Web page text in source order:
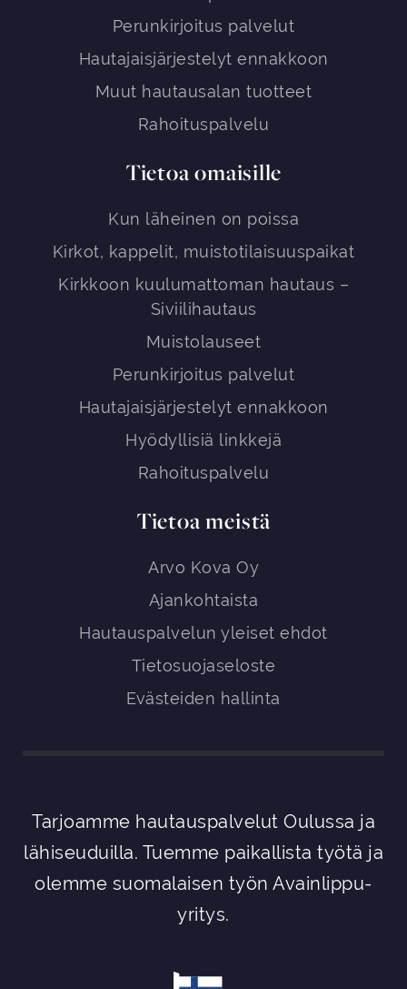
Perunkirjoitus palvelut
Hautajaisjärjestelyt ennakkoon
Muut hautausalan tuotteet
Rahoituspalvelu
Tietoa omaisille
Kun läheinen on poissa
Kirkot, kappelit, muistotilaisuuspaikat
Kirkkoon kuulumattoman hautaus –
Siviilihautaus
Muistolauseet
Perunkirjoitus palvelut
Hautajaisjärjestelyt ennakkoon
Hyödyllisiä linkkejä
Rahoituspalvelu
Tietoa meistä
Arvo Kova Oy
Ajankohtaista
Hautauspalvelun yleiset ehdot
Tietosuojaseloste
Evästeiden hallinta
Tarjoamme hautauspalvelut Oulussa ja
lähiseuduilla. Tuemme paikallista työtä ja
olemme suomalaisen työn Avainlippu-
yritys.